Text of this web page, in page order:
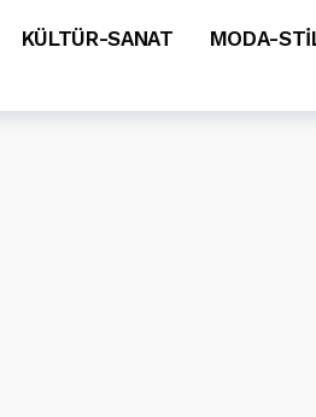
KÜLTÜR-SANAT MODA-